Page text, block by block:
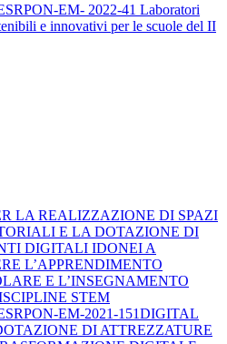
EM- 2022-41 Laboratori
e innovativi per le scuole del II
LA REALIZZAZIONE DI SPAZI
E LA DOTAZIONE DI
DIGITALI IDONEI A
L’APPRENDIMENTO
E L’INSEGNAMENTO
STEM
EM-2021-151DIGITAL
DI ATTREZZATURE